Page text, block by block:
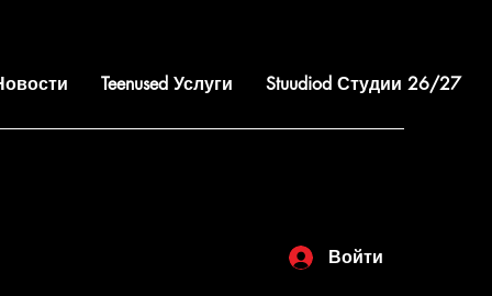
Teenused Услуги Stuudiod Студии 26/27
Войти